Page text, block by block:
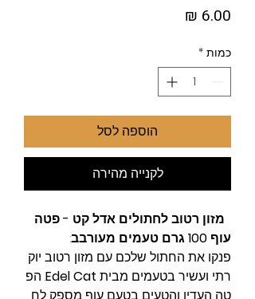
כמות *
הוספה לסל
לקנייה מהירה
מזון רטוב לחתולים אדל קט - פטה
עוף 100 גרם טעמים מעורבב
:
פנקו את החתול שלכם עם מזון רטוב יוק
רתי ועשיר בטעמים מבית Edel Cat. הפ